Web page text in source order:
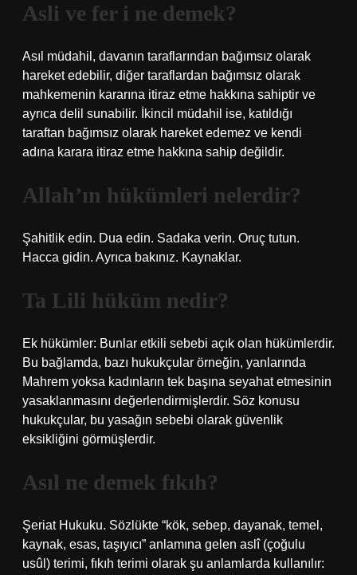
Asli ve fer i ne demek?
Asıl müdahil, davanın taraflarından bağımsız olarak
hareket edebilir, diğer taraflardan bağımsız olarak
mahkemenin kararına itiraz etme hakkına sahiptir ve
ayrıca delil sunabilir. İkincil müdahil ise, katıldığı
taraftan bağımsız olarak hareket edemez ve kendi
adına karara itiraz etme hakkına sahip değildir.
Allah’ın hükümleri nelerdir?
Şahitlik edin. Dua edin. Sadaka verin. Oruç tutun.
Hacca gidin. Ayrıca bakınız. Kaynaklar.
Ta Lili hüküm nedir?
Ek hükümler: Bunlar etkili sebebi açık olan hükümlerdir.
Bu bağlamda, bazı hukukçular örneğin, yanlarında
Mahrem yoksa kadınların tek başına seyahat etmesinin
yasaklanmasını değerlendirmişlerdir. Söz konusu
hukukçular, bu yasağın sebebi olarak güvenlik
eksikliğini görmüşlerdir.
Asıl ne demek fıkıh?
Şeriat Hukuku. Sözlükte “kök, sebep, dayanak, temel,
kaynak, esas, taşıyıcı” anlamına gelen aslî (çoğulu
usûl) terimi, fıkıh terimi olarak şu anlamlarda kullanılır: